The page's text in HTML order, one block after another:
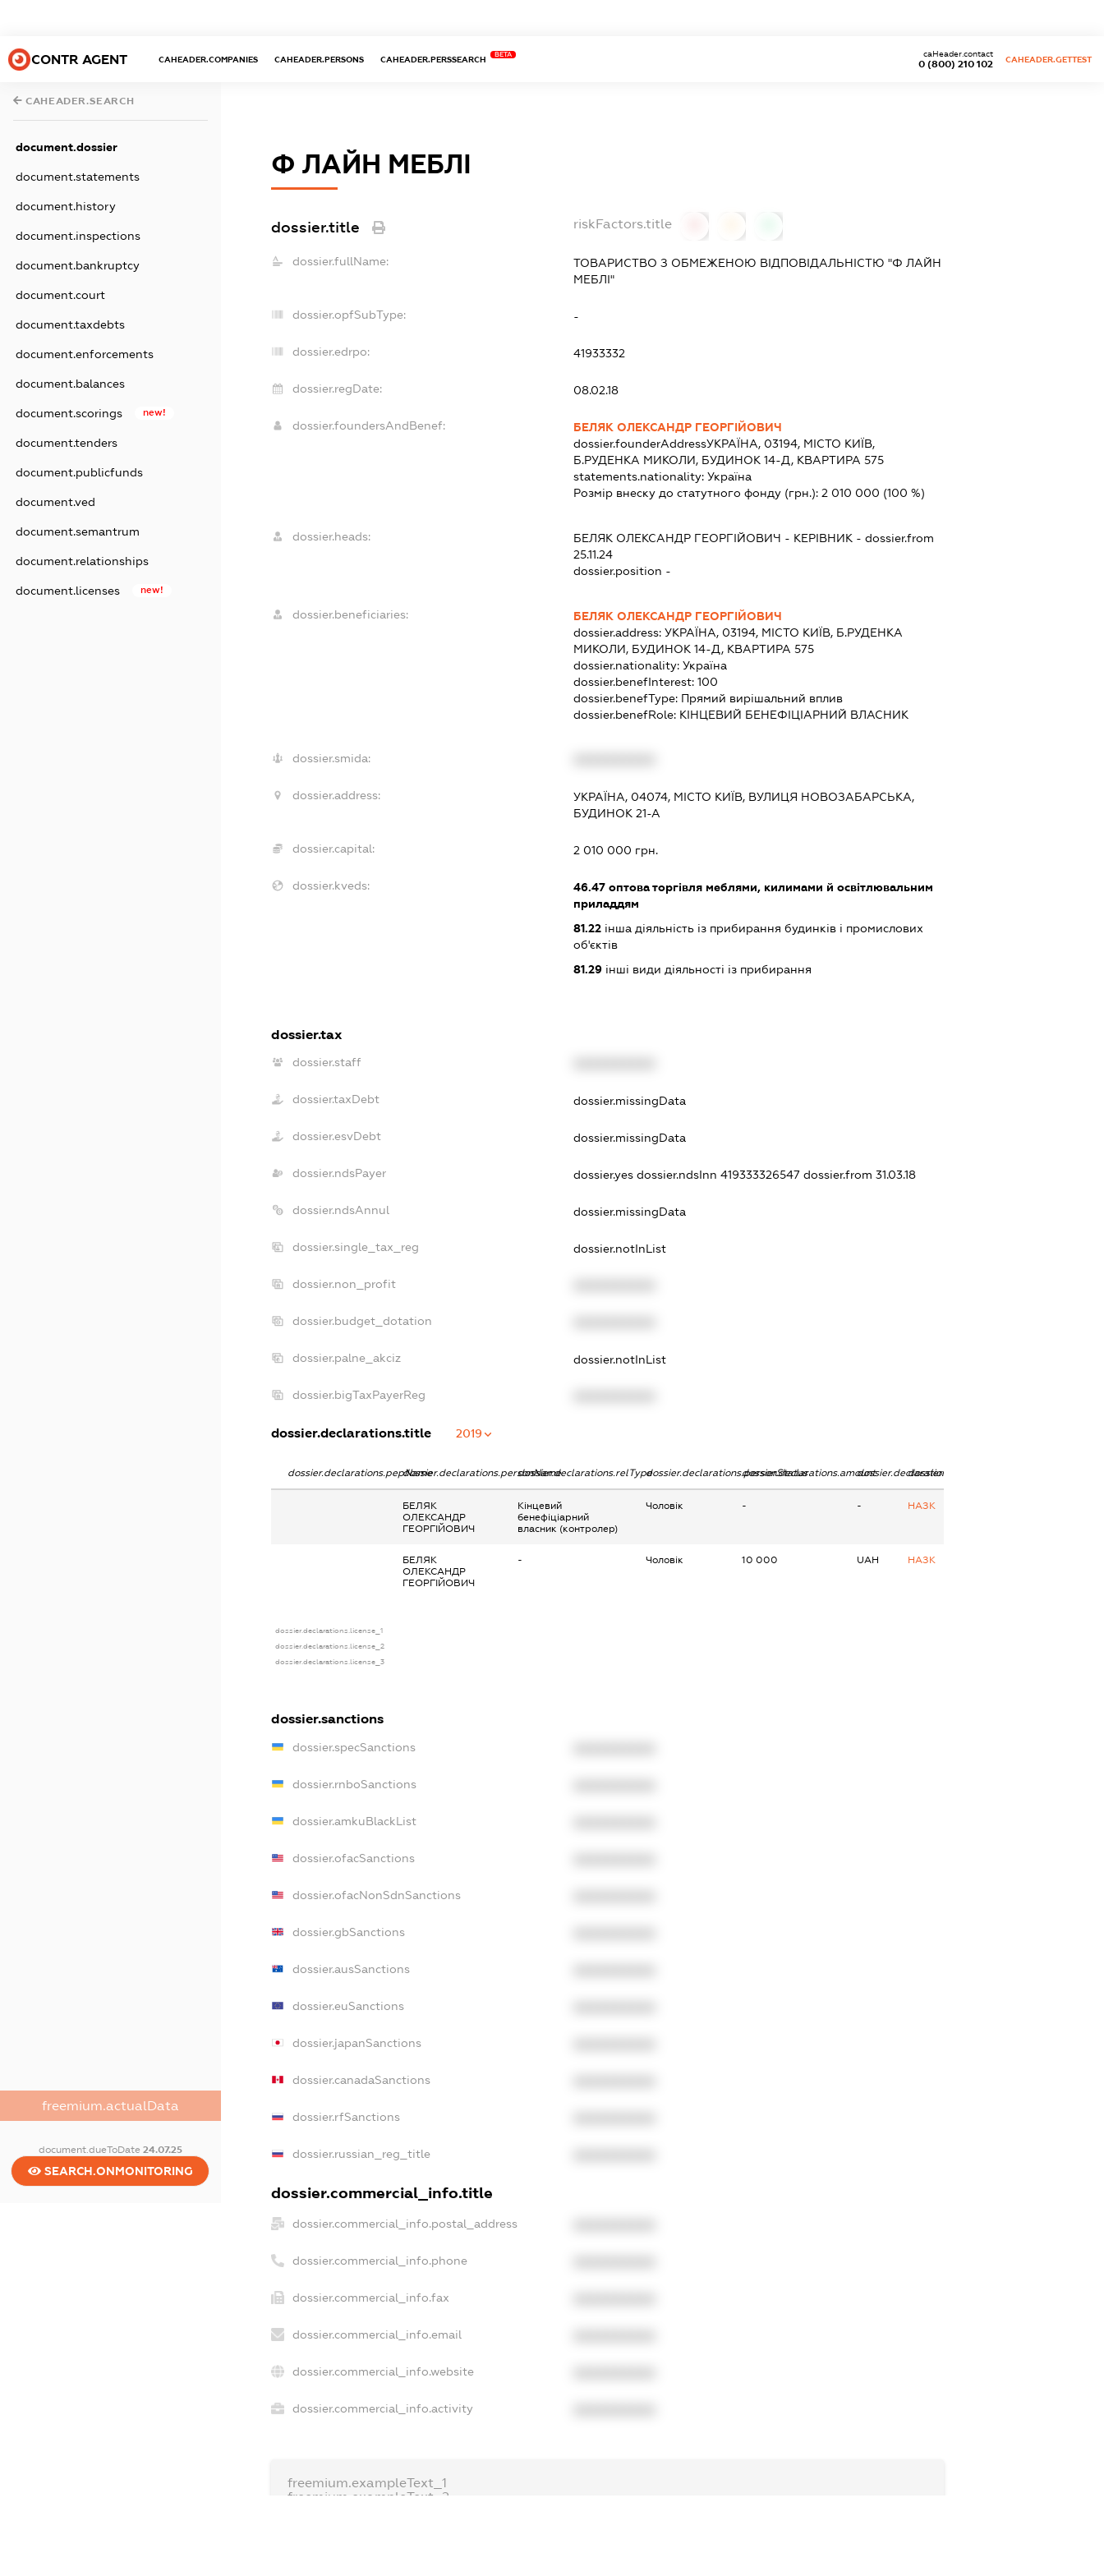
CONTR AGENT CAHEADER.COMPANIES CAHEADER.PERSONS CAHEADER.PERSSEARCH
BETA
0 (800) 210 102
caHeader.contact
CAHEADER.GETTEST
CAHEADER.SEARCH
document.dossier
document.statements
document.history
document.inspections
document.bankruptcy
document.court
document.taxdebts
document.enforcements
document.balances
document.scorings new!
document.tenders
document.publicfunds
document.ved
document.semantrum
document.relationships
document.licenses new!
freemium.actualData
document.dueToDate 24.07.25
SEARCH.ONMONITORING
Ф ЛАЙН МЕБЛІ
dossier.title riskFactors.title
dossier.fullName:
ТОВАРИСТВО З ОБМЕЖЕНОЮ ВІДПОВІДАЛЬНІСТЮ "Ф ЛАЙН
МЕБЛІ"
dossier.opfSubType: -
dossier.edrpo: 41933332
dossier.regDate: 08.02.18
dossier.foundersAndBenef:
БЕЛЯК ОЛЕКСАНДР ГЕОРГІЙОВИЧ
dossier.founderAddressУКРАЇНА, 03194, МІСТО КИЇВ,
Б.РУДЕНКА МИКОЛИ, БУДИНОК 14-Д, КВАРТИРА 575
statements.nationality:Україна
Розмір внеску до статутного фонду (грн.):2 010 000 (100 %)
dossier.heads: БЕЛЯК ОЛЕКСАНДР ГЕОРГІЙОВИЧ - КЕРІВНИК - dossier.from
25.11.24
dossier.position -
dossier.beneficiaries:
БЕЛЯК ОЛЕКСАНДР ГЕОРГІЙОВИЧ
dossier.address:УКРАЇНА, 03194, МІСТО КИЇВ, Б.РУДЕНКА
МИКОЛИ, БУДИНОК 14-Д, КВАРТИРА 575
dossier.nationality:Україна
dossier.benefInterest:100
dossier.benefType: Прямий вирішальний вплив
dossier.benefRole: КІНЦЕВИЙ БЕНЕФІЦІАРНИЙ ВЛАСНИК
dossier.smida:
dossier.address:
УКРАЇНА, 04074, МІСТО КИЇВ, ВУЛИЦЯ НОВОЗАБАРСЬКА,
БУДИНОК 21-А
dossier.capital: 2 010 000 грн.
dossier.kveds: 46.47 оптова торгівля меблями, килимами й освітлювальним
приладдям
81.22 інша діяльність із прибирання будинків і промислових
об'єктів
81.29 інші види діяльності із прибирання
dossier.tax
dossier.staff
dossier.taxDebt dossier.missingData
dossier.esvDebt dossier.missingData
dossier.ndsPayer dossier.yesdossier.ndsInn 419333326547dossier.from 31.03.18
dossier.ndsAnnul dossier.missingData
dossier.single_tax_reg dossier.notInList
dossier.non_profit
dossier.budget_dotation
dossier.palne_akciz dossier.notInList
dossier.bigTaxPayerReg
dossier.declarations.title 2019
dossier.declarations.pepNamedossier.declarations.personNamedossier.declarations.relTypedossier.declarations.personStatusdossier.declarations.amountdossier.declarations.currency
dossier.declarations.source
БЕЛЯК
ОЛЕКСАНДР
ГЕОРГІЙОВИЧ
Кінцевий
бенефіціарний
власник (контролер)
Чоловік - - НАЗК
БЕЛЯК
ОЛЕКСАНДР
ГЕОРГІЙОВИЧ
- Чоловік 10 000 UAH НАЗК
dossier.declarations.license_1
dossier.declarations.license_2
dossier.declarations.license_3
dossier.sanctions
dossier.specSanctions
dossier.rnboSanctions
dossier.amkuBlackList
dossier.ofacSanctions
dossier.ofacNonSdnSanctions
dossier.gbSanctions
dossier.ausSanctions
dossier.euSanctions
dossier.japanSanctions
dossier.canadaSanctions
dossier.rfSanctions
dossier.russian_reg_title
dossier.commercial_info.title
dossier.commercial_info.postal_address
dossier.commercial_info.phone
dossier.commercial_info.fax
dossier.commercial_info.email
dossier.commercial_info.website
dossier.commercial_info.activity
freemium.exampleText_1
freemium.exampleText_2